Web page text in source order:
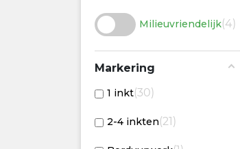
Milieuvriendelijk 4
Markering
1 inkt 30
2-4 inkten 21